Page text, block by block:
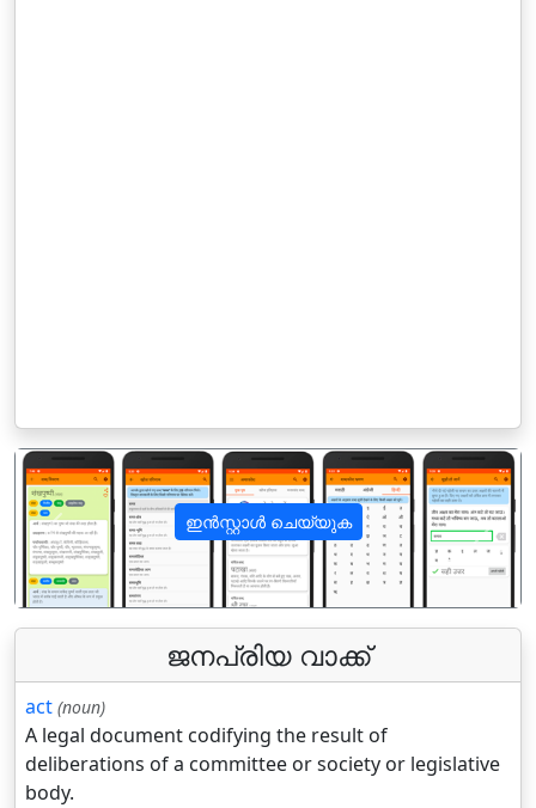
ഇൻസ്റ്റാൾ ചെയ്യുക
पिछला अगला
ജനപ്രിയ വാക്ക്
act (noun)
A legal document codifying the result of
deliberations of a committee or society or legislative
body.